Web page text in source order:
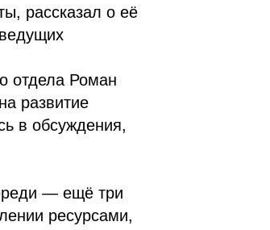
рассказал о её
отдела Роман
развитие
в обсуждения,
— ещё три
ресурсами,